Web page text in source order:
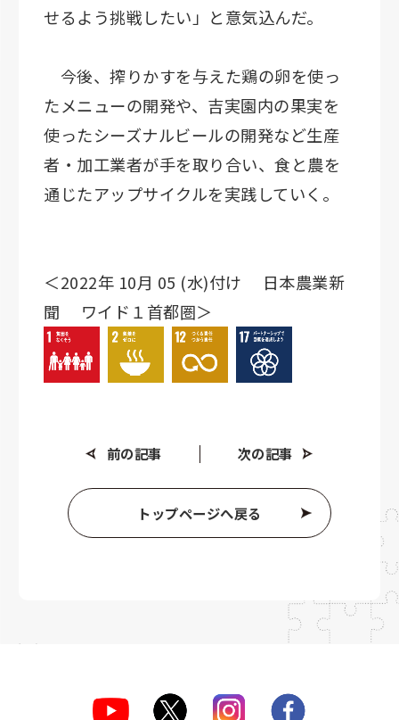
せるよう挑戦したい」と意気込んだ。
今後、搾りかすを与えた鶏の卵を使っ
たメニューの開発や、吉実園内の果実を
使ったシーズナルビールの開発など生産
者・加工業者が手を取り合い、食と農を
通じたアップサイクルを実践していく。
＜2022年 10月 05 (水)付け 日本農業新
聞 ワイド１首都圏＞
前の記事 次の記事
トップページへ戻る